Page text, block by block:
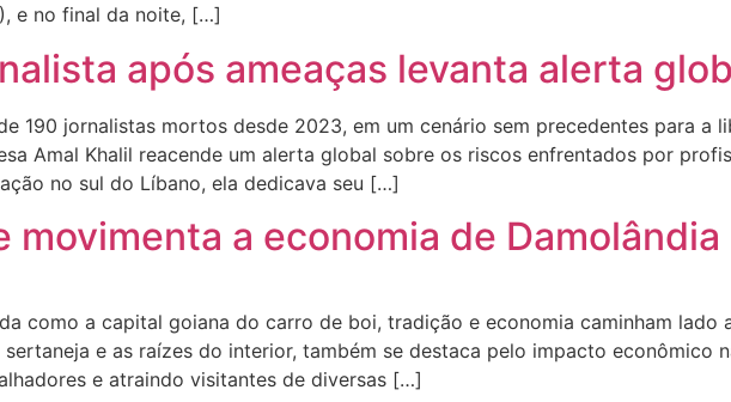
e no final da noite, […]
após ameaças levanta alerta
190 jornalistas mortos desde 2023, em um cenário sem precedentes para a
Amal Khalil reacende um alerta global sobre os riscos enfrentados por
no sul do Líbano, ela dedicava seu […]
movimenta a economia de Damolândia
como a capital goiana do carro de boi, tradição e economia caminham lado
e as raízes do interior, também se destaca pelo impacto econômico
e atraindo visitantes de diversas […]